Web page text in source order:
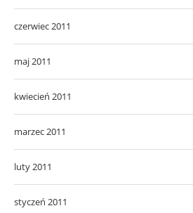
czerwiec 2011
maj 2011
kwiecień 2011
marzec 2011
luty 2011
styczeń 2011